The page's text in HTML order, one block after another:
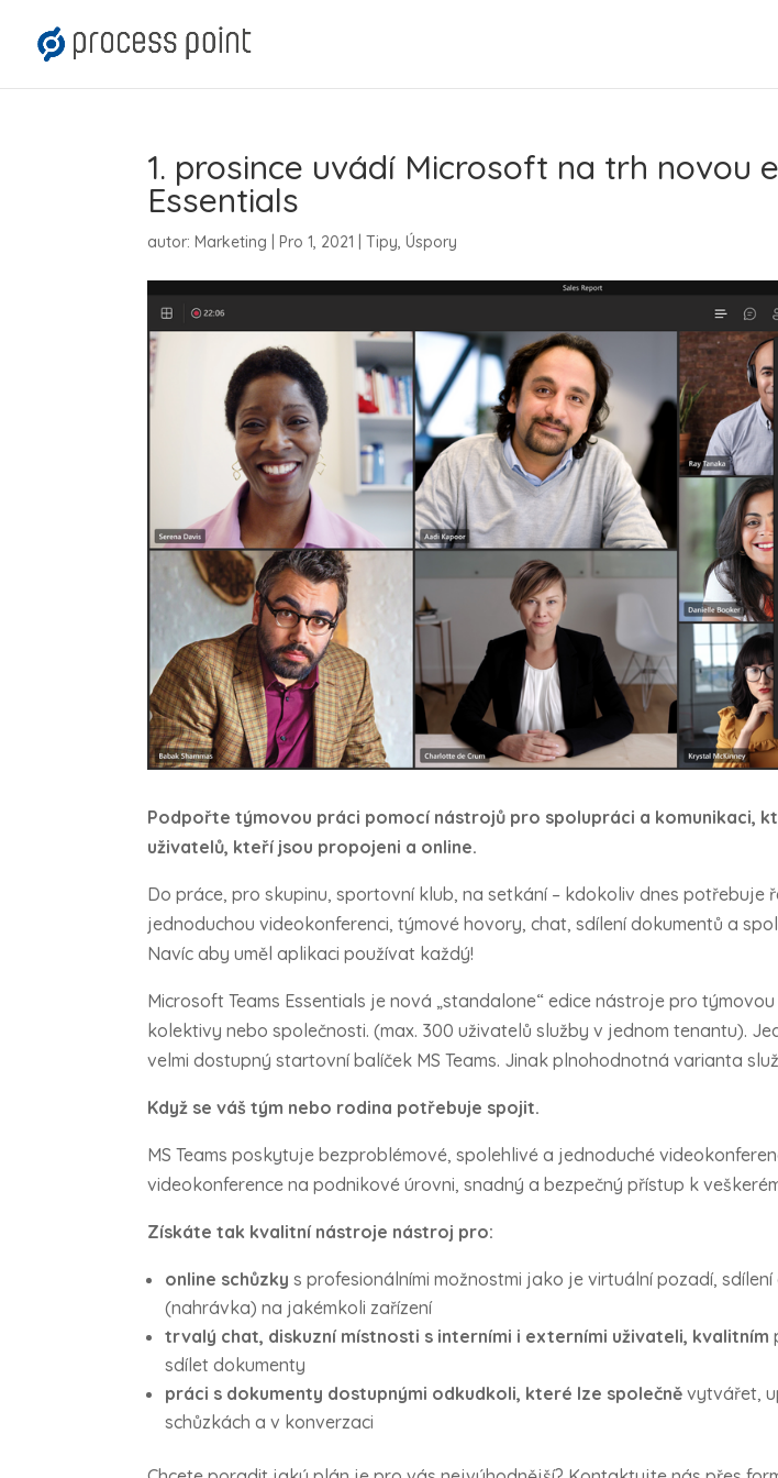
1. prosince uvádí Microsoft na trh novou
Essentials
autor:Marketing |Pro 1, 2021 |Tipy,Úspory
Podpořte týmovou práci pomocí nástrojů pro spolupráci a komunikaci,
uživatelů, kteří jsou propojeni a online.
Do práce, pro skupinu, sportovní klub, na setkání – kdokoliv dnes potřebuje
jednoduchou videokonferenci, týmové hovory, chat, sdílení dokumentů a
Navíc aby uměl aplikaci používat každý!
Microsoft Teams Essentials je nová „standalone“ edice nástroje pro
kolektivy nebo společnosti. (max. 300 uživatelů služby v jednom tenantu).
velmi dostupný startovní balíček MS Teams. Jinak plnohodnotná varianta
Když se váš tým nebo rodina potřebuje spojit.
MS Teams poskytuje bezproblémové, spolehlivé a jednoduché
videokonference na podnikové úrovni, snadný a bezpečný přístup k
Získáte tak kvalitní nástroje nástroj pro:
online schůzkys profesionálními možnostmi jako je virtuální pozadí,
(nahrávka) na jakémkoli zařízení
trvalý chat, diskuzní místnosti s interními i externími uživateli, kvalitním
sdílet dokumenty
práci s dokumenty dostupnými odkudkoli, které lze společně vytvářet,
schůzkách a v konverzaci